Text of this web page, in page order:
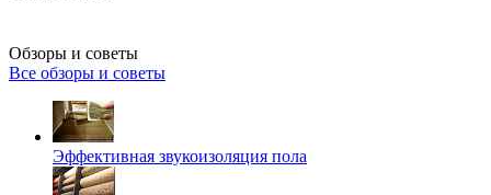
Обзоры и советы
Все обзоры и советы
Эффективная звукоизоляция пола